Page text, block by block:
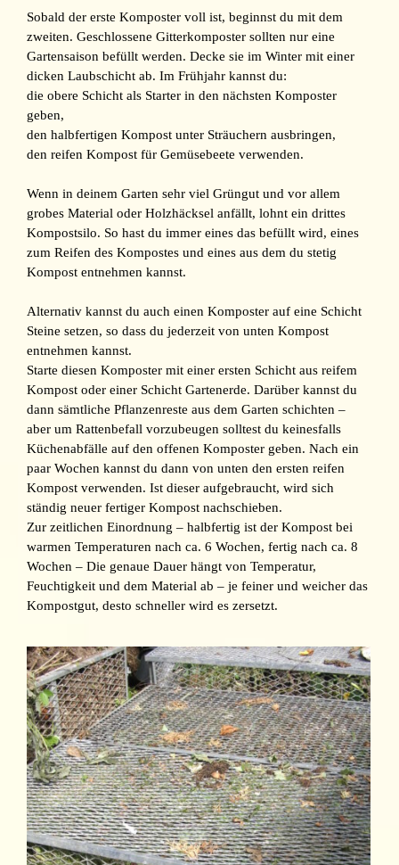
Sobald der erste Komposter voll ist, beginnst du mit dem
zweiten. Geschlossene Gitterkomposter sollten nur eine
Gartensaison befüllt werden. Decke sie im Winter mit einer
dicken Laubschicht ab. Im Frühjahr kannst du:
die obere Schicht als Starter in den nächsten Komposter
geben,
den halbfertigen Kompost unter Sträuchern ausbringen,
den reifen Kompost für Gemüsebeete verwenden.
Wenn in deinem Garten sehr viel Grüngut und vor allem
grobes Material oder Holzhäcksel anfällt, lohnt ein drittes
Kompostsilo. So hast du immer eines das befüllt wird, eines
zum Reifen des Kompostes und eines aus dem du stetig
Kompost entnehmen kannst.
Alternativ kannst du auch einen Komposter auf eine Schicht
Steine setzen, so dass du jederzeit von unten Kompost
entnehmen kannst.
Starte diesen Komposter mit einer ersten Schicht aus reifem
Kompost oder einer Schicht Gartenerde. Darüber kannst du
dann sämtliche Pflanzenreste aus dem Garten schichten –
aber um Rattenbefall vorzubeugen solltest du keinesfalls
Küchenabfälle auf den offenen Komposter geben. Nach ein
paar Wochen kannst du dann von unten den ersten reifen
Kompost verwenden. Ist dieser aufgebraucht, wird sich
ständig neuer fertiger Kompost nachschieben.
Zur zeitlichen Einordnung – halbfertig ist der Kompost bei
warmen Temperaturen nach ca. 6 Wochen, fertig nach ca. 8
Wochen – Die genaue Dauer hängt von Temperatur,
Feuchtigkeit und dem Material ab – je feiner und weicher das
Kompostgut, desto schneller wird es zersetzt.